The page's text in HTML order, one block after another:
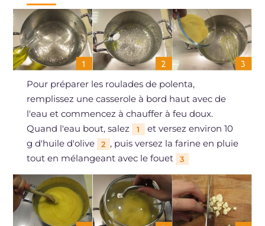
Pour préparer les roulades de polenta,
remplissez une casserole à bord haut avec de
l'eau et commencez à chauffer à feu doux.
Quand l'eau bout, salez
1
et versez environ 10
g d'huile d'olive
2 , puis versez la farine en pluie
tout en mélangeant avec le fouet
3